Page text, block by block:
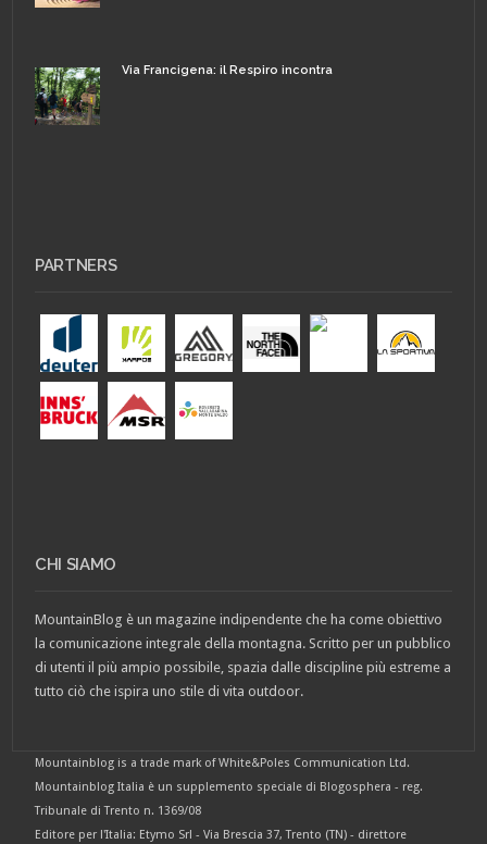
Via Francigena: il Respiro incontra
PARTNERS
CHI SIAMO
MountainBlog è un magazine indipendente che ha come obiettivo
la comunicazione integrale della montagna. Scritto per un pubblico
di utenti il più ampio possibile, spazia dalle discipline più estreme a
tutto ciò che ispira uno stile di vita outdoor.
Mountainblog is a trade mark of White&Poles Communication Ltd.
Mountainblog Italia è un supplemento speciale di Blogosphera - reg.
Tribunale di Trento n. 1369/08
Editore per l'Italia: Etymo Srl - Via Brescia 37, Trento (TN) - direttore